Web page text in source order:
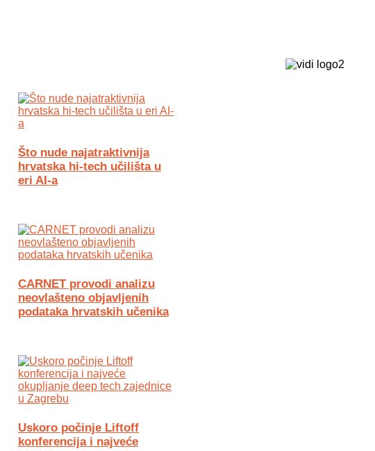
Što nude najatraktivnija
hrvatska hi-tech učilišta u
eri AI-a
CARNET provodi analizu
neovlašteno objavljenih
podataka hrvatskih učenika
Uskoro počinje Liftoff
konferencija i najveće